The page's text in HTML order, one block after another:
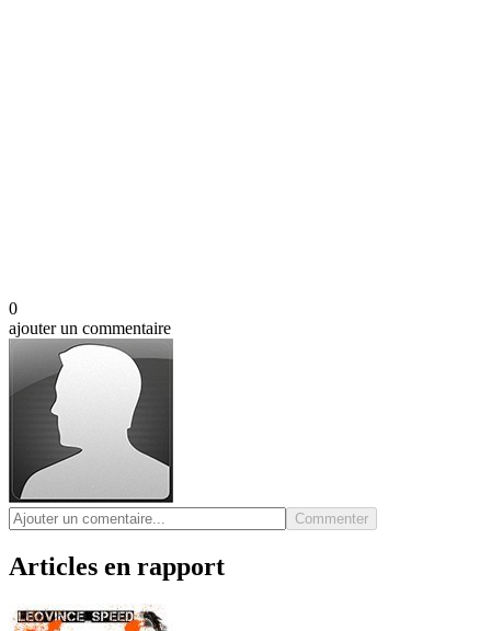
0
ajouter un commentaire
Commenter
Articles en rapport